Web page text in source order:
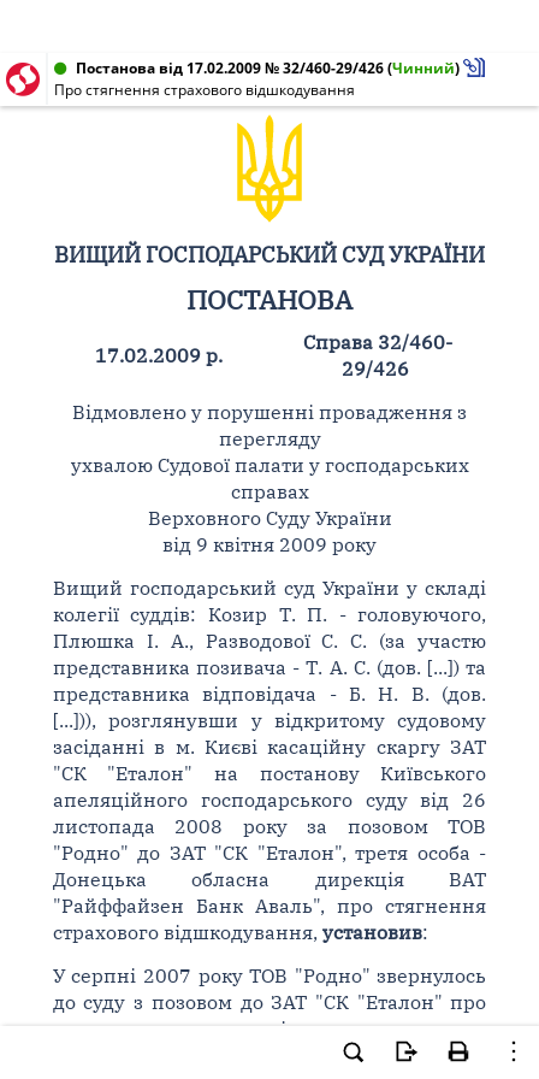
Постанова від 17.02.2009 № 32/460-29/426(Чинний)
Про стягнення страхового відшкодування
ВИЩИЙ ГОСПОДАРСЬКИЙ СУД УКРАЇНИ
ПОСТАНОВА
17.02.2009 р.
Справа 32/460-
29/426
Відмовлено у порушенні провадження з
перегляду
ухвалою Судової палати у господарських
справах
Верховного Суду України
від 9 квітня 2009 року
Вищий господарський суд України у складі
колегії суддів: Козир Т. П. - головуючого,
Плюшка І. А., Разводової С. С. (за участю
представника позивача - Т. А. С. (дов. [...]) та
представника відповідача - Б. Н. В. (дов.
[...])), розглянувши у відкритому судовому
засіданні в м. Києві касаційну скаргу ЗАТ
"СК "Еталон" на постанову Київського
апеляційного господарського суду від 26
листопада 2008 року за позовом ТОВ
"Родно" до ЗАТ "СК "Еталон", третя особа -
Донецька обласна дирекція ВАТ
"Райффайзен Банк Аваль", про стягнення
страхового відшкодування, установив:
У серпні 2007 року ТОВ "Родно" звернулось
до суду з позовом до ЗАТ "СК "Еталон" про
стягнення страхового відшкодування.